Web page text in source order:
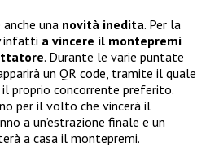
una novità inedita. Per la
infatti a vincere il montepremi
. Durante le varie puntate
un QR code, tramite il quale
proprio concorrente preferito.
per il volto che vincerà il
a un’estrazione finale e un
a casa il montepremi.